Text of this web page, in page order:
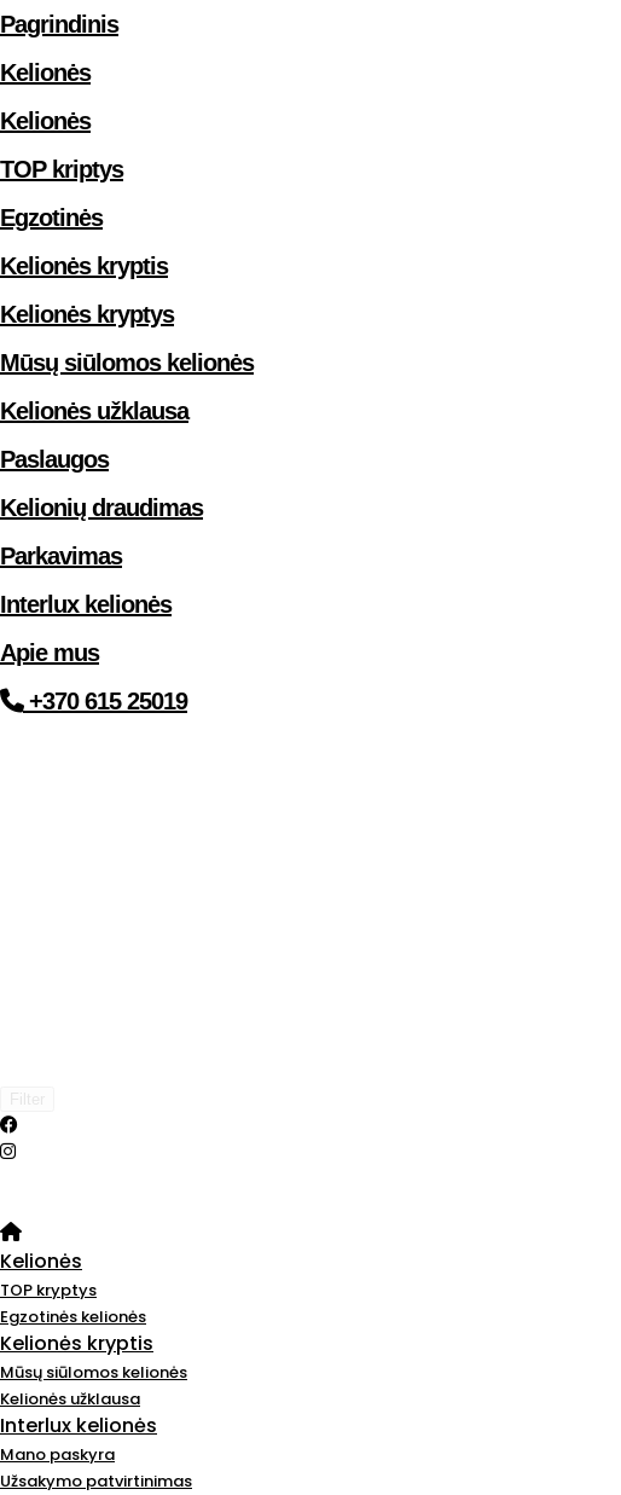
Pagrindinis
Kelionės
Kelionės
TOP kriptys
Egzotinės
Kelionės kryptis
Kelionės kryptys
Mūsų siūlomos kelionės
Kelionės užklausa
Paslaugos
Kelionių draudimas
Parkavimas
Interlux kelionės
Apie mus
+370 615 25019
Kelionės
TOP kryptys
Egzotinės kelionės
Kelionės kryptis
Mūsų siūlomos kelionės
Kelionės užklausa
Interlux kelionės
Mano paskyra
Užsakymo patvirtinimas